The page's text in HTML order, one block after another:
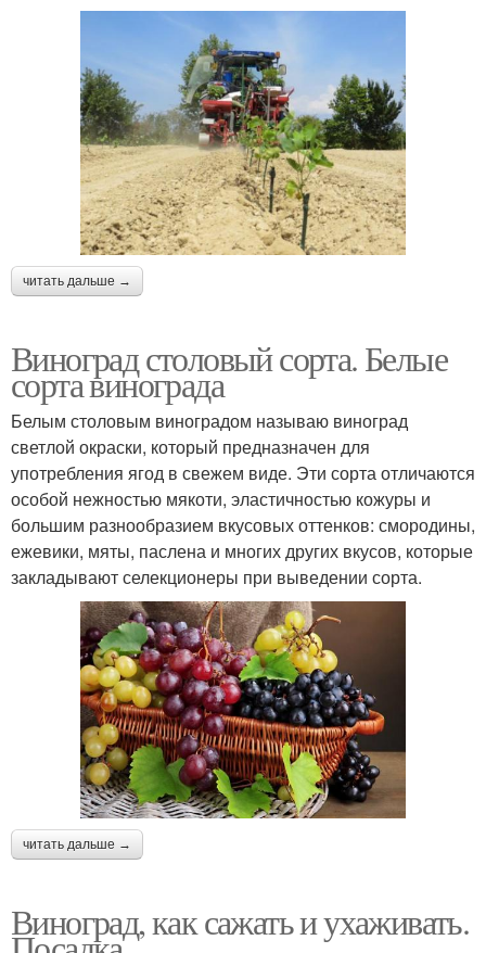
читать дальше →
Виноград столовый сорта. Белые
сорта винограда
Белым столовым виноградом называю виноград
светлой окраски, который предназначен для
употребления ягод в свежем виде. Эти сорта отличаются
особой нежностью мякоти, эластичностью кожуры и
большим разнообразием вкусовых оттенков: смородины,
ежевики, мяты, паслена и многих других вкусов, которые
закладывают селекционеры при выведении сорта.
читать дальше →
Виноград, как сажать и ухаживать.